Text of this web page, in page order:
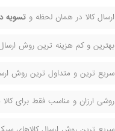
ارسال کالا در همان لحظه وتسویه
بهترین و کم هزینه ترین روش
سریع ترین و متداول ترین روش
روشی ارزان و مناسب فقط برای